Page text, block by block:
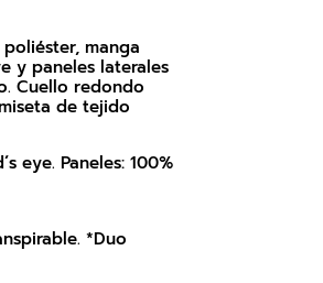
manga
y paneles laterales
Cuello redondo
de tejido
eye. Paneles: 100%
*Duo